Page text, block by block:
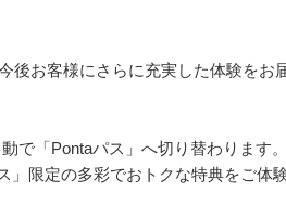
後お客様にさらに充実した体験をお
で「Pontaパス」へ切り替わります
」限定の多彩でおトクな特典をご体